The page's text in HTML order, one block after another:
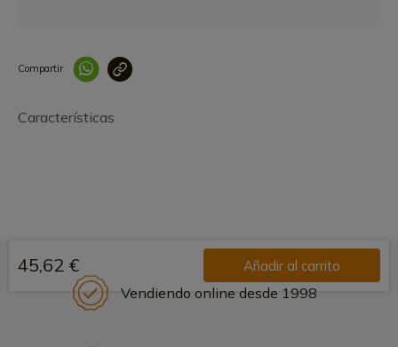
Compartir
Características
45,62 € Añadir al carrito
Vendiendo online desde 1998